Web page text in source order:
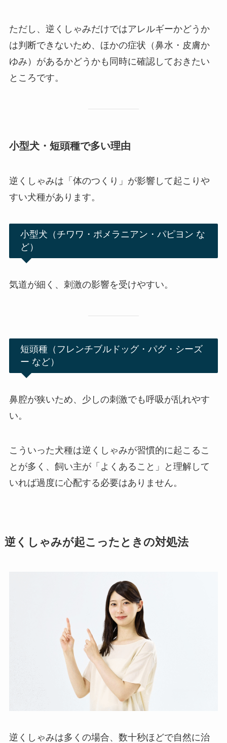
ただし、逆くしゃみだけではアレルギーかどうか
は判断できないため、ほかの症状（鼻水・皮膚か
ゆみ）があるかどうかも同時に確認しておきたい
ところです。
小型犬・短頭種で多い理由
逆くしゃみは「体のつくり」が影響して起こりや
すい犬種があります。
小型犬（チワワ・ポメラニアン・パピヨン な
ど）
気道が細く、刺激の影響を受けやすい。
短頭種（フレンチブルドッグ・パグ・シーズ
ー など）
鼻腔が狭いため、少しの刺激でも呼吸が乱れやす
い。
こういった犬種は逆くしゃみが習慣的に起こるこ
とが多く、飼い主が「よくあること」と理解して
いれば過度に心配する必要はありません。
逆くしゃみが起こったときの対処法
逆くしゃみは多くの場合、数十秒ほどで自然に治